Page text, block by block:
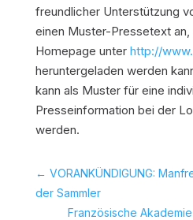
freundlicher Unterstützung
einen Muster-Pressetext
Homepage unter http://
heruntergeladen werden
kann als Muster für eine
Presseinformation bei der
werden.
← VORANKÜNDIGUNG:
der Sammler
Französische